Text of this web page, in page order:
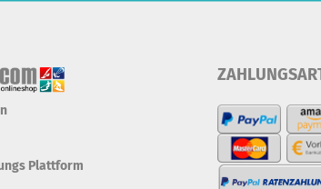
Plattform